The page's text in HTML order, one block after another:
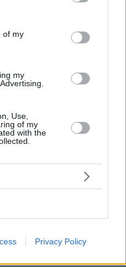
its third-party tags to
purposes in below Google
of my
my
Use,
of my
with the
Privacy Policy
και η
δύσκολο να βρεις
πραγματική σχέση. Γι
χώρο ειδικά για
προσδοκίες.
υπευθυνότητα την
απέναντι στον άλλον.
ατόμου είναι
προσφέρει η